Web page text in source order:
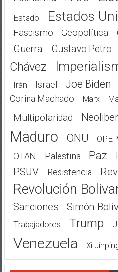
Estado Estados
Fascismo Geopolítica
Guerra Gustavo Petro
Chávez
Irán Israel Joe Biden
Corina Machado
Marx
Multipolaridad
Maduro
ONU OPEP
OTAN Palestina Paz
PSUV Resistencia
Revolución
Sanciones
Simón
Trabajadores Trump
Venezuela Xi